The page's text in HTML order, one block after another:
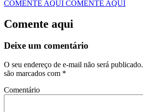
COMENTE AQUI COMENTE AQUI
Comente aqui
Deixe um comentário
O seu endereço de e-mail não será publicado.
são marcados com *
Comentário